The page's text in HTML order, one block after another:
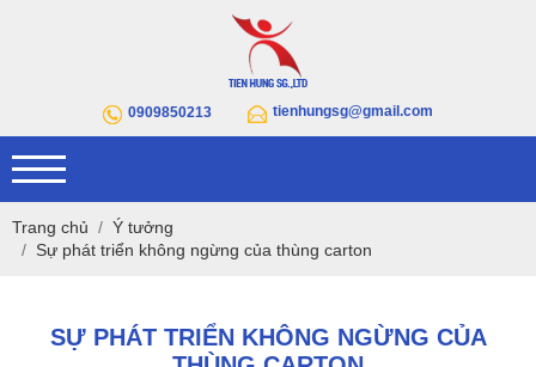
0909850213 tienhungsg@gmail.com
Trang chủ
Ý tưởng
Sự phát triển không ngừng của thùng carton
SỰ PHÁT TRIỂN KHÔNG NGỪNG CỦA